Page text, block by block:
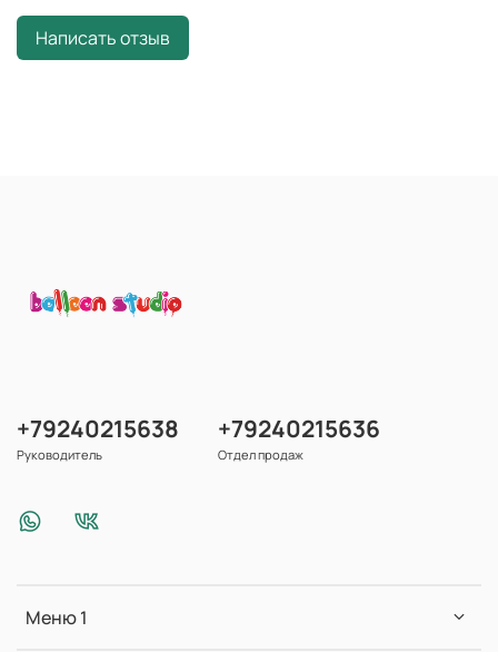
Написать отзыв
Меню 1
+79240215638
Руководитель
+79240215636
Отдел продаж